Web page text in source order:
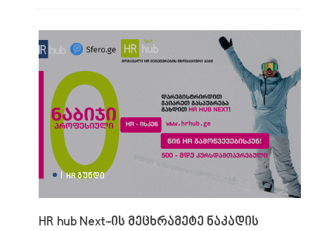
| HR ᲒᲣᲜᲓᲘ
HR hub Next-ის მეცხრამეტე ნაკადის